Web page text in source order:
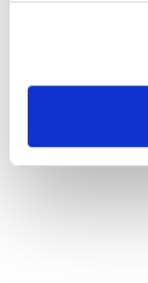
Multimedija